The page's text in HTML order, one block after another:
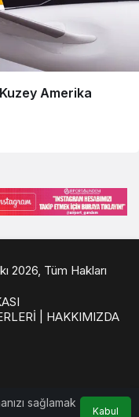
Amerika
sağlamak
Kabul
2026, Tüm Hakları
| HAKKIMIZDA